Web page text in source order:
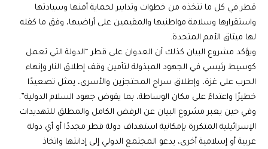
قطر في كل ما تتخذه من خطوات وتدابير لحماية أمنها وسيادتها
واستقرارها وسلامة مواطنيها والمقيمين على أراضيها، وفق ما كفله
لها ميثاق الأمم المتحدة.
ويؤكد مشروع البيان كذلك أن العدوان على قطر “الدولة التي تعمل
كوسيط رئيسي في الجهود المبذولة لتأمين وقف إطلاق النار وإنهاء
الحرب على غزة، وإطلاق سراح المحتجزين والأسرى، يمثل تصعيدًا
خطيرًا واعتداءً على مكان الوساطة، بما يقوض جهود السلام الدولية”.
وفي حين يعبر مشروع البيان عن الرفض الكامل والمطلق للتهديدات
الإسرائيلية المتكررة بإمكانية استهداف دولة قطر مجددًا أو أي دولة
عربية أو إسلامية أخرى، يدعو المجتمع الدولي إلى إدانتها واتخاذ